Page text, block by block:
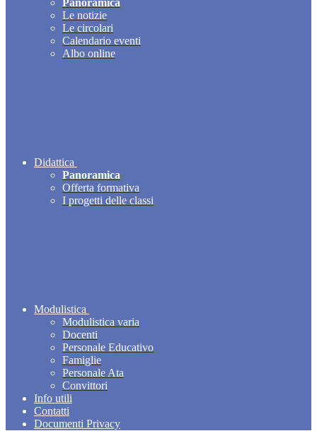
Panoramica
Le notizie
Le circolari
Calendario eventi
Albo online
Didattica
Panoramica
Offerta formativa
I progetti delle classi
Modulistica
Modulistica varia
Docenti
Personale Educativo
Famiglie
Personale Ata
Convittori
Info utili
Contatti
Documenti Privacy